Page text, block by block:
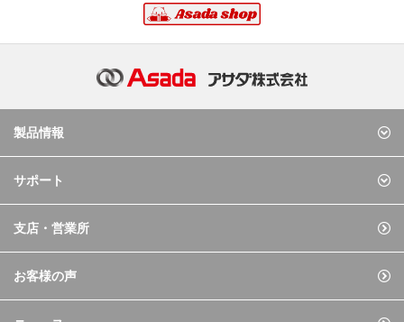
製品情報
サポート
支店・営業所
お客様の声